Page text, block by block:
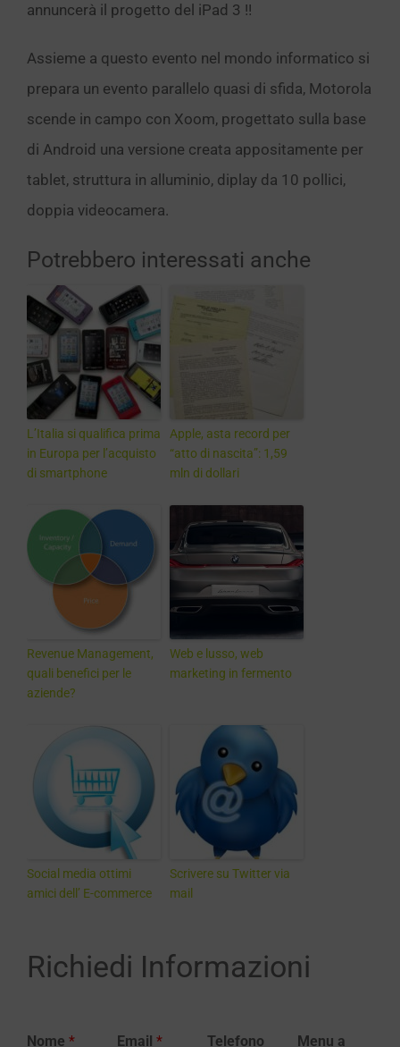
annuncerà il progetto del iPad 3 !!
Assieme a questo evento nel mondo informatico si
prepara un evento parallelo quasi di sfida, Motorola
scende in campo con Xoom, progettato sulla base
di Android una versione creata appositamente per
tablet, struttura in alluminio, diplay da 10 pollici,
doppia videocamera.
Potrebbero interessati anche
L’Italia si qualifica prima
in Europa per l’acquisto
di smartphone
Apple, asta record per
“atto di nascita”: 1,59
mln di dollari
Revenue Management,
quali benefici per le
aziende?
Web e lusso, web
marketing in fermento
Social media ottimi
amici dell’ E-commerce
Scrivere su Twitter via
mail
Richiedi Informazioni
Nome * Email * Telefono Menu a